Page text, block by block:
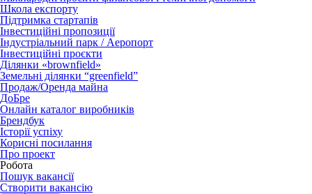
Школа експорту
Підтримка стартапів
Інвестиційні пропозиції
Індустріальний парк / Аеропорт
Інвестиційні проєкти
Ділянки «brownfield»
Земельні ділянки “greenfield”
Продаж/Оренда майна
ДоБре
Онлайн каталог виробників
Брендбук
Історії успіху
Корисні посилання
Про проект
Робота
Пошук вакансії
Створити вакансію